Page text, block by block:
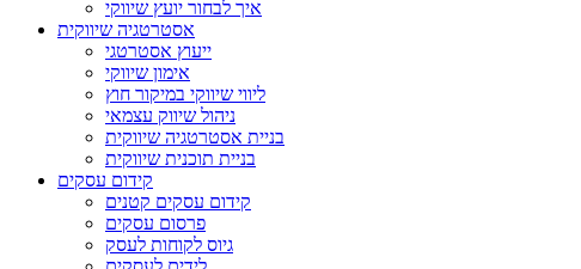
איך לבחור יועץ שיווקי
אסטרטגיה שיווקית
ייעוץ אסטרטגי
אימון שיווקי
ליווי שיווקי במיקור חוץ
ניהול שיווק עצמאי
בניית אסטרטגיה שיווקית
בניית תוכנית שיווקית
קידום עסקים
קידום עסקים קטנים
פרסום עסקים
גיוס לקוחות לעסק